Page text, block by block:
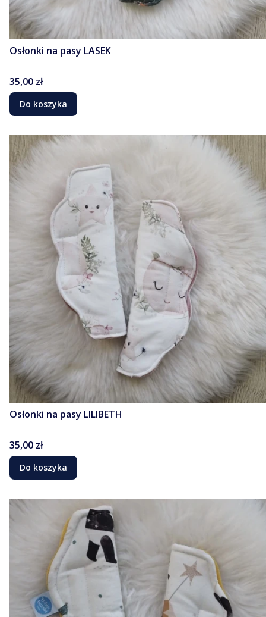
Osłonki na pasy LASEK
Cena
35,00 zł
Do koszyka
Osłonki na pasy LILIBETH
Cena
35,00 zł
Do koszyka